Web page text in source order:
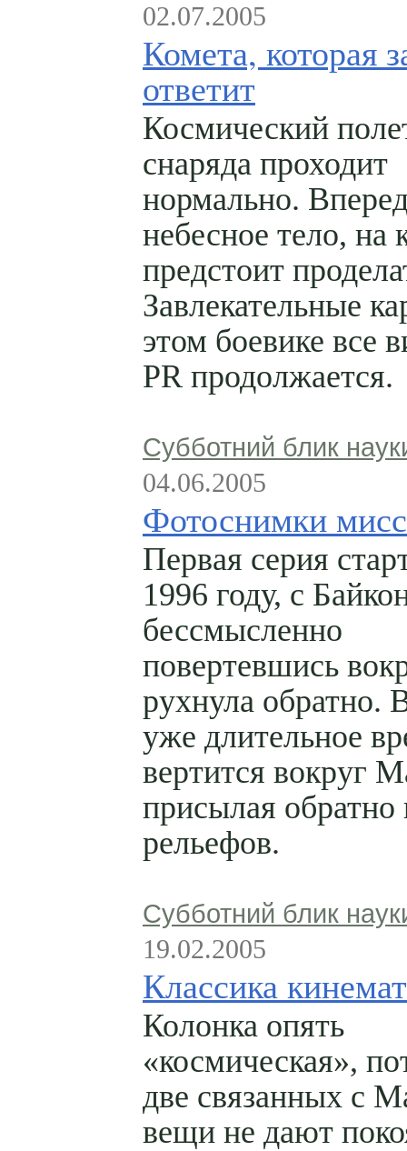
02.07.2005
Комета, которая
ответит
Космический
снаряда проходит
нормально.
небесное тело, на
предстоит
Завлекательные
этом боевике все
PR продолжается.
Субботний блик
04.06.2005
Фотоснимки
Первая серия
1996 году, с
бессмысленно
повертевшись
рухнула обратно.
уже длительное
вертится вокруг
присылая обратно
рельефов.
Субботний блик
19.02.2005
Классика
Колонка опять
«космическая»,
две связанных с
вещи не дают